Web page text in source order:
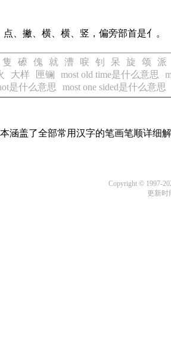
、撇、横、横、竖，偏旁部首是亻。
隻 礤 傀 就 漕 唳 钊 呆 旋 颂 派
大样 匣镧 most old time是什么意思
是什么意思 most one sided是什么意思
涵盖了全部常用汉字的笔画笔顺详细
Copyright © 1997-
更新时